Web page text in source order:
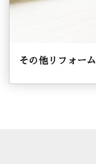
その他リフォーム